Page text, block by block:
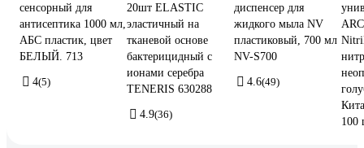
сенсорный для
антисептика 1000 мл,
АБС пластик, цвет
БЕЛЫЙ. 713
4(5)
20шт ELASTIC
эластичный на
тканевой основе
бактерицидный с
ионами серебра
TENERIS 630288
4.9(36)
диспенсер для
жидкого мыла NV
пластиковый, 700 мл
NV-S700
4.6(49)
100